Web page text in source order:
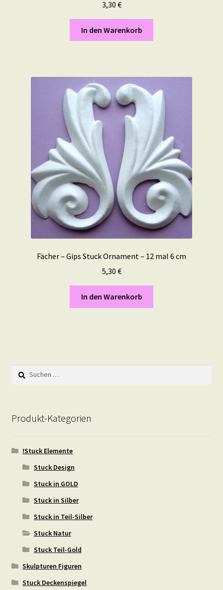
3,30 €
In den Warenkorb
Fächer – Gips Stuck Ornament – 12 mal 6 cm
5,30 €
In den Warenkorb
Suchen
nach:
Produkt-Kategorien
!Stuck Elemente
Stuck Design
Stuck in GOLD
Stuck in Silber
Stuck in Teil-Silber
Stuck Natur
Stuck Teil-Gold
Skulpturen Figuren
Stuck Deckenspiegel